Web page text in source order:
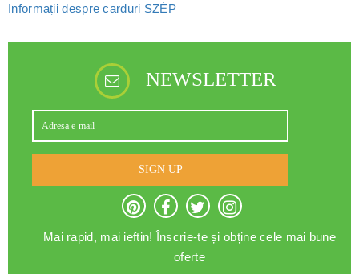
Informații despre carduri SZÉP
NEWSLETTER
SIGN UP
Mai rapid, mai ieftin! Înscrie-te și obține cele mai bune
oferte